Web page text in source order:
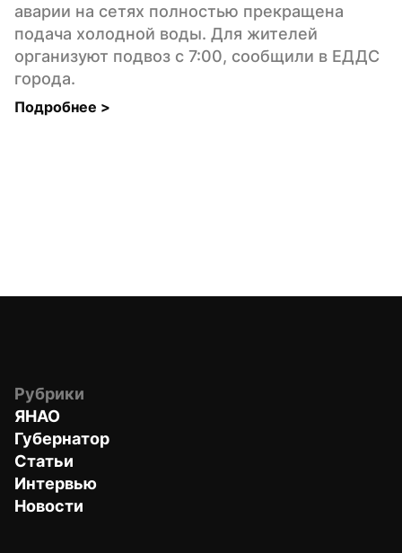
аварии на сетях полностью прекращена
подача холодной воды. Для жителей
организуют подвоз с 7:00, сообщили в ЕДДС
города.
Подробнее >
Рубрики
ЯНАО
Губернатор
Статьи
Интервью
Новости